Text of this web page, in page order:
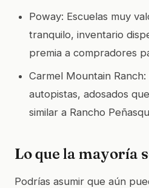
Poway: Escuelas muy
tranquilo, inventario
premia a compradores
Carmel Mountain
autopistas, adosados
similar a Rancho
Lo que la mayoría
Podrías asumir que aún